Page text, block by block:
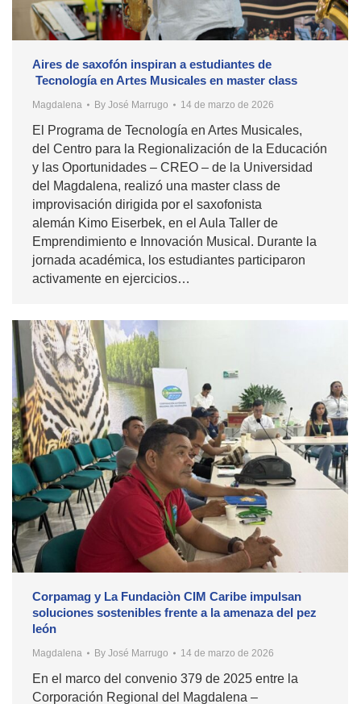
Aires de saxofón inspiran a estudiantes de
Tecnología en Artes Musicales en master class
Magdalena By José Marrugo 14 de marzo de 2026
El Programa de Tecnología en Artes Musicales,
del Centro para la Regionalización de la Educación
y las Oportunidades – CREO – de la Universidad
del Magdalena, realizó una master class de
improvisación dirigida por el saxofonista
alemán Kimo Eiserbek, en el Aula Taller de
Emprendimiento e Innovación Musical. Durante la
jornada académica, los estudiantes participaron
activamente en ejercicios…
Corpamag y La Fundaciòn CIM Caribe impulsan
soluciones sostenibles frente a la amenaza del pez
león
Magdalena By José Marrugo 14 de marzo de 2026
En el marco del convenio 379 de 2025 entre la
Corporación Regional del Magdalena –